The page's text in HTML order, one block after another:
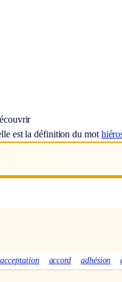
est la définition du mot
acceptation accord adhésion